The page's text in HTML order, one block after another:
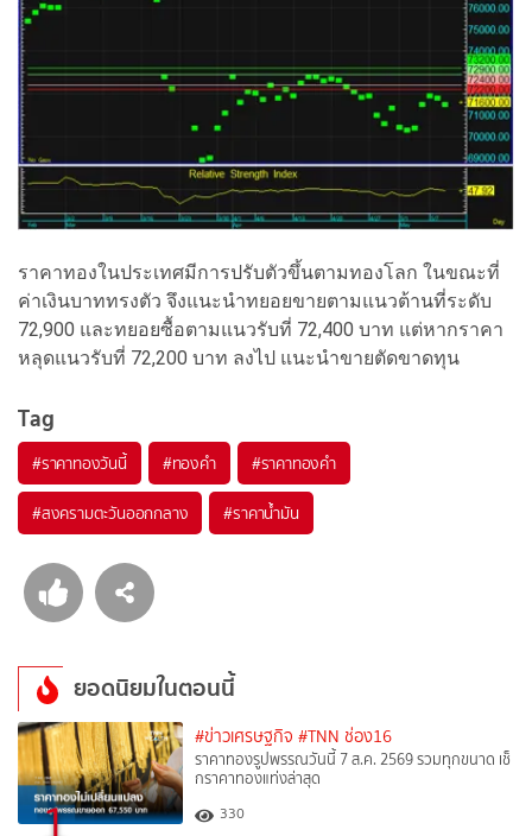
ราคาทองในประเทศมีการปรับตัวขึ้นตามทองโลก ในขณะที่
ค่าเงินบาททรงตัว จึงแนะนำทยอยขายตามแนวต้านที่ระดับ
72,900 และทยอยซื้อตามแนวรับที่ 72,400 บาท แต่หากราคา
หลุดแนวรับที่ 72,200 บาท ลงไป แนะนำขายตัดขาดทุน
Tag
#ราคาทองวันนี้ #ทองคำ #ราคาทองคำ
#สงครามตะวันออกกลาง #ราคาน้ำมัน
ยอดนิยมในตอนนี้
#ข่าวเศรษฐกิจ #TNN ช่อง16
ราคาทองรูปพรรณวันนี้ 7 ส.ค. 2569 รวมทุกขนาด เช็
กราคาทองแท่งล่าสุด
330